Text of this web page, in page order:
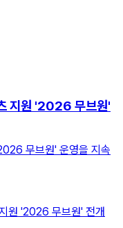
지원 '2026 무브원'
무브원' 운영을 지속